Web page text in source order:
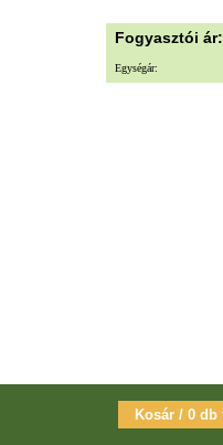
Fogyasztói ár:
Egységár: